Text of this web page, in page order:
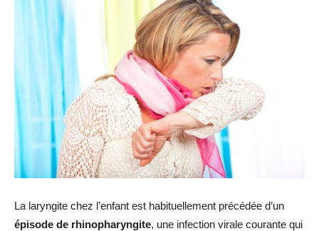
La laryngite chez l’enfant est habituellement précédée d’un
épisode de rhinopharyngite, une infection virale courante qui